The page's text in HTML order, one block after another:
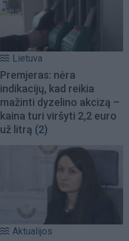
Lietuva
Premjeras: nėra
indikacijų, kad reikia
mažinti dyzelino akcizą –
kaina turi viršyti 2,2 euro
už litrą (2)
Aktualijos